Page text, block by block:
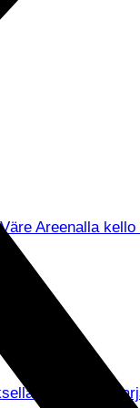
Areenalla
Puolan